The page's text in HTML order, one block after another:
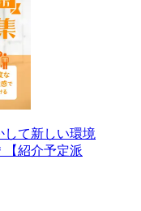
して新しい環境
【紹介予定派